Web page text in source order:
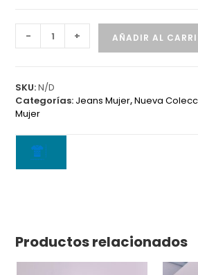
6028
- + AÑADIR AL
SKU:N/D
Categorías: Jeans Mujer,Nueva
Mujer
Productos relacionados